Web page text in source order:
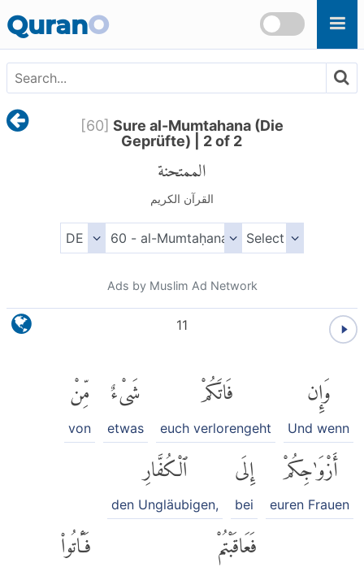
QuranO
[60] Sure al-Mumtahana (Die
Geprüfte) | 2 of 2
الممتحنة
القرآن الكريم
Ads by Muslim Ad Network
11
وَإِن
Und wenn
فَاتَكُمْ
euch verlorengeht
شَىْءٌ
etwas
مِّنْ
von
أَزْوَٰجِكُمْ
euren Frauen
إِلَى
bei
ٱلْكُفَّارِ
den Ungläubigen,
فَعَاقَبْتُمْ فَـَٔاتُوا۟